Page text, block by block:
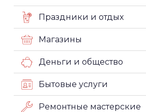
Праздники и отдых
Магазины
Деньги и общество
Бытовые услуги
Ремонтные мастерские